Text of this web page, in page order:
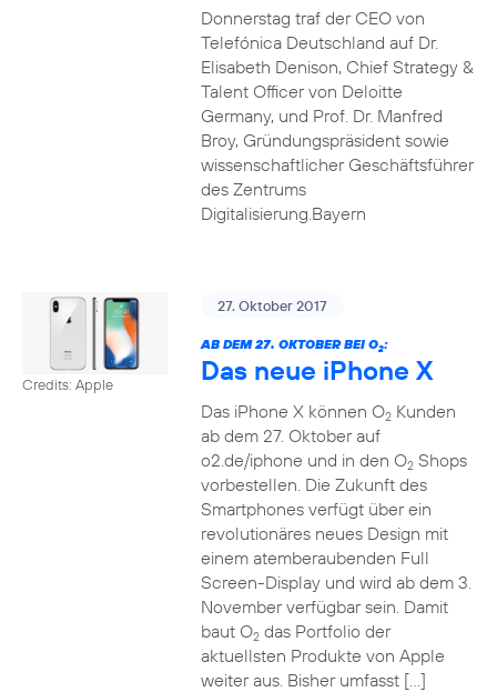
Donnerstag traf der CEO von
Telefónica Deutschland auf Dr.
Elisabeth Denison, Chief Strategy &
Talent Officer von Deloitte
Germany, und Prof. Dr. Manfred
Broy, Gründungspräsident sowie
wissenschaftlicher Geschäftsführer
des Zentrums
Digitalisierung.Bayern
Credits: Apple
27. Oktober 2017
AB DEM 27. OKTOBER BEI O2:
Das neue iPhone X
Das iPhone X können O2Kunden
ab dem 27. Oktober auf
o2.de/iphone und in den O2Shops
vorbestellen. Die Zukunft des
Smartphones verfügt über ein
revolutionäres neues Design mit
einem atemberaubenden Full
Screen-Display und wird ab dem 3.
November verfügbar sein. Damit
baut O2das Portfolio der
aktuellsten Produkte von Apple
weiter aus. Bisher umfasst […]